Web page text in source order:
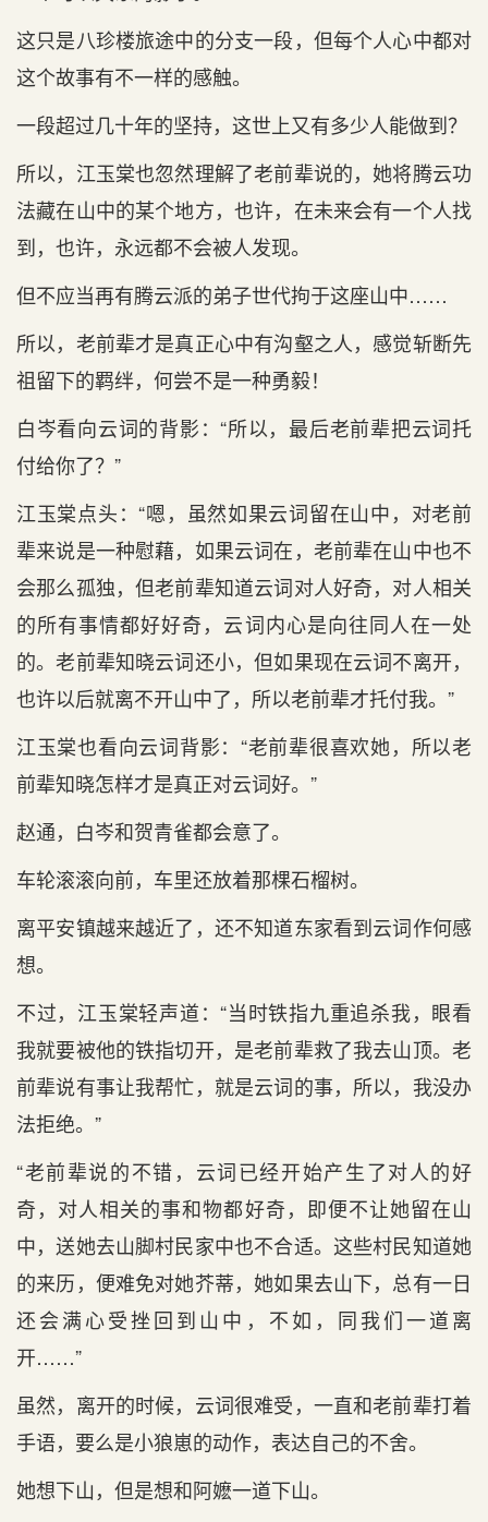
这只是八珍楼旅途中的分支一段，但每个人心中都对
这个故事有不一样的感触。
一段超过几十年的坚持，这世上又有多少人能做到？
所以，江玉棠也忽然理解了老前辈说的，她将腾云功
法藏在山中的某个地方，也许，在未来会有一个人找
到，也许，永远都不会被人发现。
但不应当再有腾云派的弟子世代拘于这座山中……
所以，老前辈才是真正心中有沟壑之人，感觉斩断先
祖留下的羁绊，何尝不是一种勇毅！
白岑看向云词的背影：“所以，最后老前辈把云词托
付给你了？”
江玉棠点头：“嗯，虽然如果云词留在山中，对老前
辈来说是一种慰藉，如果云词在，老前辈在山中也不
会那么孤独，但老前辈知道云词对人好奇，对人相关
的所有事情都好好奇，云词内心是向往同人在一处
的。老前辈知晓云词还小，但如果现在云词不离开，
也许以后就离不开山中了，所以老前辈才托付我。”
江玉棠也看向云词背影：“老前辈很喜欢她，所以老
前辈知晓怎样才是真正对云词好。”
赵通，白岑和贺青雀都会意了。
车轮滚滚向前，车里还放着那棵石榴树。
离平安镇越来越近了，还不知道东家看到云词作何感
想。
不过，江玉棠轻声道：“当时铁指九重追杀我，眼看
我就要被他的铁指切开，是老前辈救了我去山顶。老
前辈说有事让我帮忙，就是云词的事，所以，我没办
法拒绝。”
“老前辈说的不错，云词已经开始产生了对人的好
奇，对人相关的事和物都好奇，即便不让她留在山
中，送她去山脚村民家中也不合适。这些村民知道她
的来历，便难免对她芥蒂，她如果去山下，总有一日
还会满心受挫回到山中，不如，同我们一道离
开……”
虽然，离开的时候，云词很难受，一直和老前辈打着
手语，要么是小狼崽的动作，表达自己的不舍。
她想下山，但是想和阿嬷一道下山。